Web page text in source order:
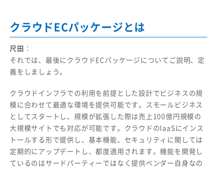
クラウドECパッケージとは
尺田 ：
それでは、最後にクラウドECパッケージについてご説明、定
義をしましょう。
クラウドインフラでの利用を前提とした設計でビジネスの規
模に合わせて最適な環境を提供可能です。スモールビジネス
としてスタートし、規模が拡張した際は売上100億円規模の
大規模サイトでも対応が可能です。クラウドのIaaSにインス
トールする形で提供し、基本機能、セキュリティに関しては
定期的にアップデートし、都度適用されます。機能を開発し
ているのはサードパーティーではなく提供ベンダー自身なの